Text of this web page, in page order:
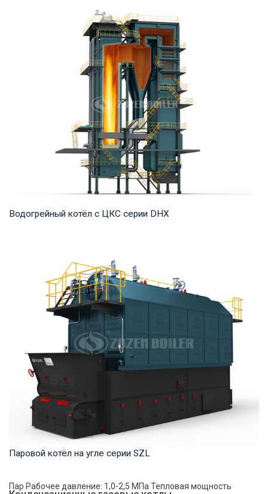
мощность продукта: 1,4 -14 МВт Температур...
Водогрейный котёл с ЦКС серии DHX
мощность продукта: 58-116 МВт Температура...
Паровой котёл на угле серии SZL
Пар Рабочее давление: 1,0-2,5 МПа Тепловая мощность